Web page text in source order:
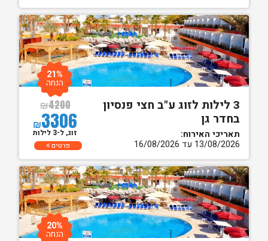
3 לילות לזוג ע"ב חצי פנסיון
בחדר גן
תאריכי האירוח:
13/08/2026 עד 16/08/2026
₪4200
₪3306
21%
הנחה
זוג, ל-3 לילות
פרטים
20%
הנחה